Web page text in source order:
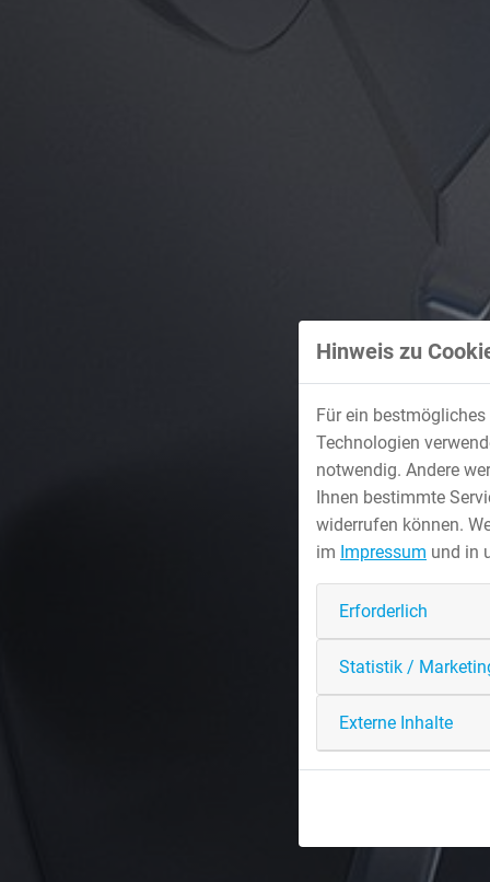
Hinweis zu
Für ein
Technologien
notwendig. Andere
Ihnen bestimmte
widerrufen können.
im Impressum und in
Erforderlich
Statistik /
Externe Inhalte